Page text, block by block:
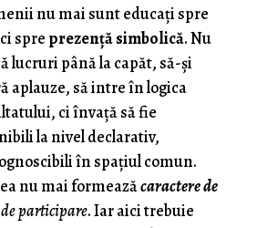
nu mai sunt educați spre
spre prezență simbolică. Nu
lucruri până la capăt, să-și
aplauze, să intre în logica
ci învață să fie
la nivel declarativ,
în spațiul comun.
nu mai formeazăcaractere de
participare. Iar aici trebuie